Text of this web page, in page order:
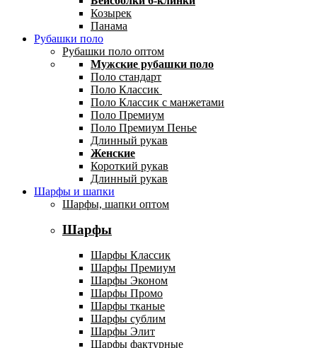
Козырек
Панама
Рубашки поло
Рубашки поло оптом
Мужские рубашки поло
Поло стандарт
Поло Классик
Поло Классик с манжетами
Поло Премиум
Поло Премиум Пенье
Длинный рукав
Женские
Короткий рукав
Длинный рукав
Шарфы и шапки
Шарфы, шапки оптом
Шарфы
Шарфы Классик
Шарфы Премиум
Шарфы Эконом
Шарфы Промо
Шарфы тканые
Шарфы сублим
Шарфы Элит
Шарфы фактурные